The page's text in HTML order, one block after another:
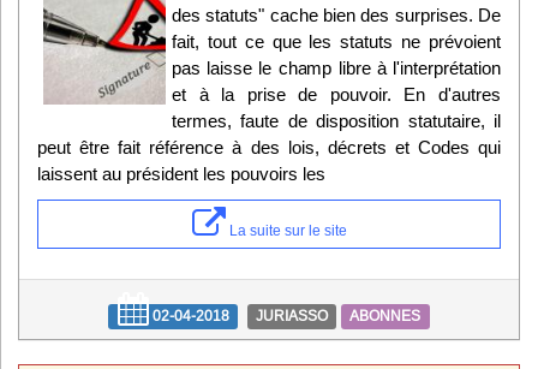
des statuts" cache bien des surprises. De
fait, tout ce que les statuts ne prévoient
pas laisse le champ libre à l'interprétation
et à la prise de pouvoir. En d'autres
termes, faute de disposition statutaire, il
peut être fait référence à des lois, décrets et Codes qui
laissent au président les pouvoirs les
La suite sur le site
02-04-2018 JURIASSO ABONNES